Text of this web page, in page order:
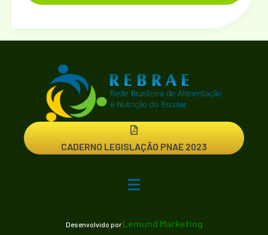
CADERNO LEGISLAÇÃO PNAE 2023
Desenvolvido por Lemund Marketing